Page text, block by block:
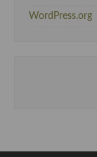
WordPress.org